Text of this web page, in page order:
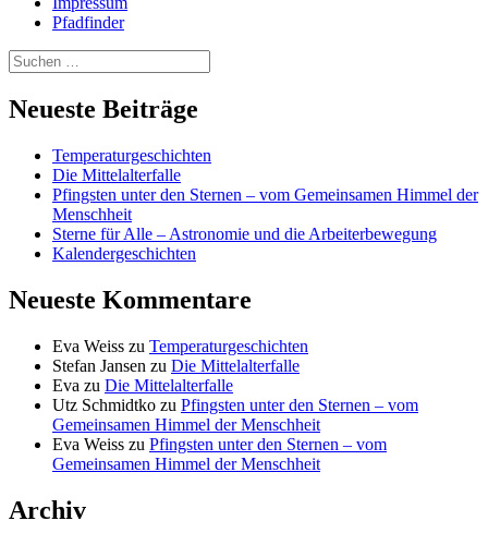
Pfadfinder
Suchen
nach:
Neueste Beiträge
Temperaturgeschichten
Die Mittelalterfalle
Pfingsten unter den Sternen – vom Gemeinsamen Himmel der
Menschheit
Sterne für Alle – Astronomie und die Arbeiterbewegung
Kalendergeschichten
Neueste Kommentare
Eva Weiss zu Temperaturgeschichten
Stefan Jansen zu Die Mittelalterfalle
Eva zu Die Mittelalterfalle
Utz Schmidtko zu Pfingsten unter den Sternen – vom
Gemeinsamen Himmel der Menschheit
Eva Weiss zu Pfingsten unter den Sternen – vom
Gemeinsamen Himmel der Menschheit
Archiv